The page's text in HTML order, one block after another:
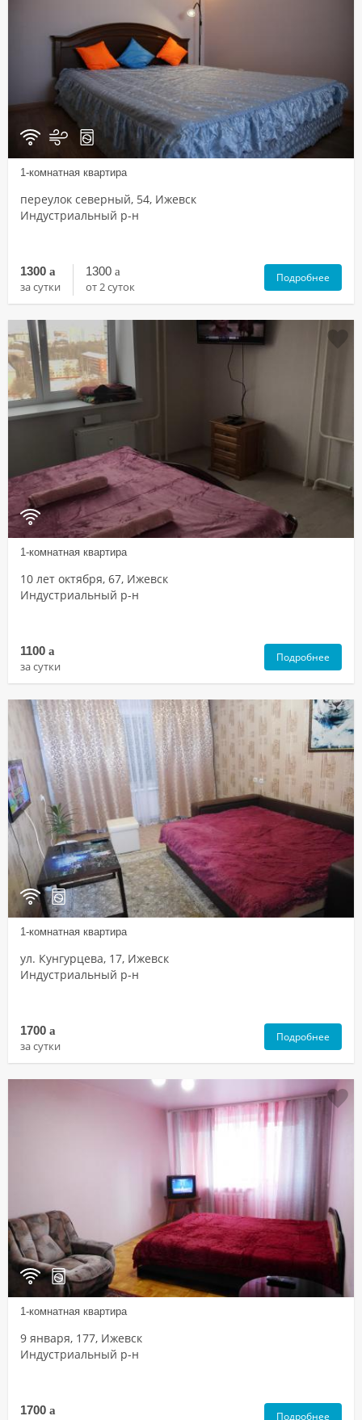
1-комнатная квартира
переулок северный, 54, Ижевск
Индустриальный р-н
1300 a
за сутки
1300 a
от 2 суток
Подробнее
1-комнатная квартира
10 лет октября, 67, Ижевск
Индустриальный р-н
1100 a
за сутки
Подробнее
1-комнатная квартира
ул. Кунгурцева, 17, Ижевск
Индустриальный р-н
1700 a
за сутки
Подробнее
1-комнатная квартира
9 января, 177, Ижевск
Индустриальный р-н
1700 a Подробнее